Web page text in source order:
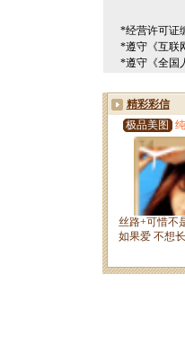
*经营许可证
*遵守《互联
*遵守《全国